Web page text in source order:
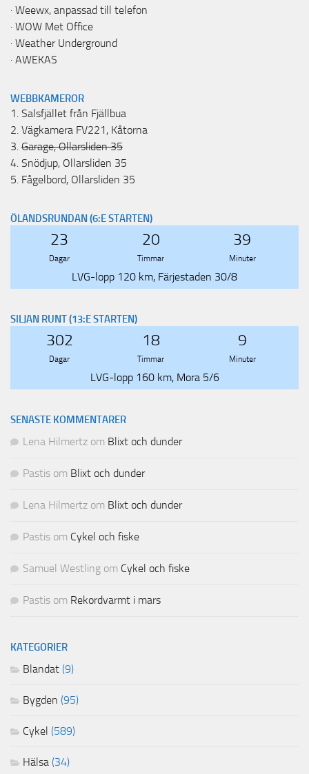
· Weewx, anpassad till telefon
· WOW Met Office
· Weather Underground
· AWEKAS
WEBBKAMEROR
1. Salsfjället från Fjällbua
2. Vägkamera FV221, Kåtorna
3. Garage, Ollarsliden 35
4. Snödjup, Ollarsliden 35
5. Fågelbord, Ollarsliden 35
ÖLANDSRUNDAN (6:E STARTEN)
23
Dagar
20
Timmar
39
Minuter
LVG-lopp 120 km, Färjestaden 30/8
SILJAN RUNT (13:E STARTEN)
302
Dagar
18
Timmar
9
Minuter
LVG-lopp 160 km, Mora 5/6
SENASTE KOMMENTARER
Lena Hilmertz om Blixt och dunder
Pastis om Blixt och dunder
Lena Hilmertz om Blixt och dunder
Pastis om Cykel och fiske
Samuel Westling om Cykel och fiske
Pastis om Rekordvarmt i mars
KATEGORIER
Blandat (9)
Bygden (95)
Cykel (589)
Hälsa (34)